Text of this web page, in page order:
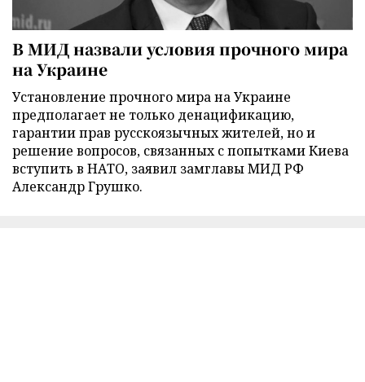
В МИД назвали условия прочного мира
на Украине
Установление прочного мира на Украине
предполагает не только денацификацию,
гарантии прав русскоязычных жителей, но и
решение вопросов, связанных с попытками Киева
вступить в НАТО, заявил замглавы МИД РФ
Александр Грушко.